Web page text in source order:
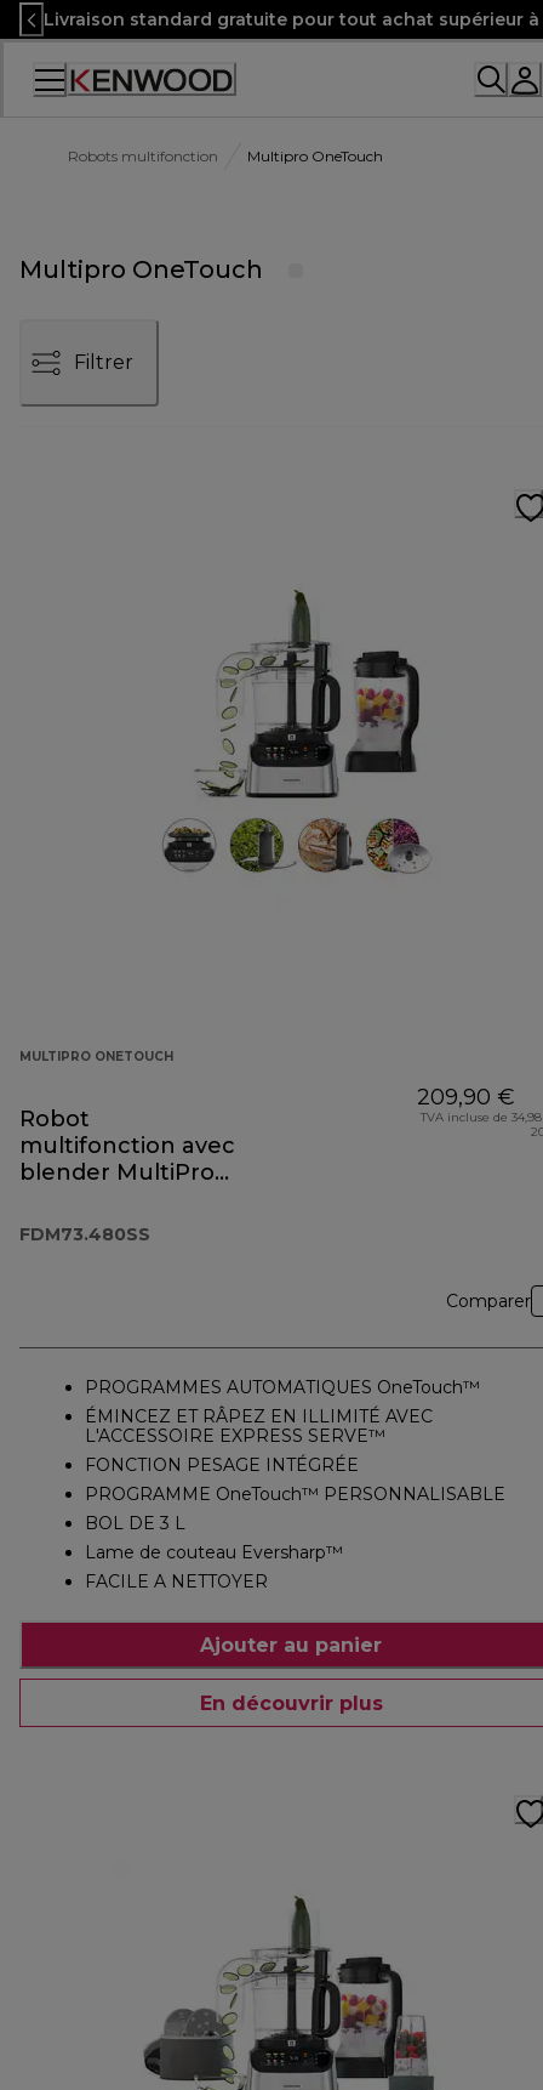
Skip
to
Content
Livraison standard gratuite pour tout achat supérieur
Robots multifonction Multipro OneTouch
Multipro OneTouch
Filtrer
MULTIPRO ONETOUCH
Robot
multifonction avec
blender MultiPro
FDM73.480SS
FDM73.480SS
209,90 €
TVA incluse de
Comparer
PROGRAMMES AUTOMATIQUES OneTouch™
ÉMINCEZ ET RÂPEZ EN ILLIMITÉ AVEC
L'ACCESSOIRE EXPRESS SERVE™
FONCTION PESAGE INTÉGRÉE
PROGRAMME OneTouch™ PERSONNALISABLE
BOL DE 3 L
Lame de couteau Eversharp™
FACILE A NETTOYER
Ajouter au panier
En découvrir plus